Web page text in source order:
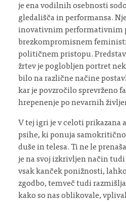
je ena vodilnih osebnosti
gledališča in performansa.
inovativnim performativnim
brezkompromisnem
političnem pristopu.
žrtev je poglobljen portret
bilo na različne načine
kar je povzročilo sprevrženo
hrepenenje po nevarnih
V tej igri je v celoti prikazana
psihe, ki ponuja
duše in telesa. Ti ne le
je na svoj izkrivljen način tudi
vsak kanček ponižnosti,
zgodbo, temveč tudi
kako so nas oblikovale,